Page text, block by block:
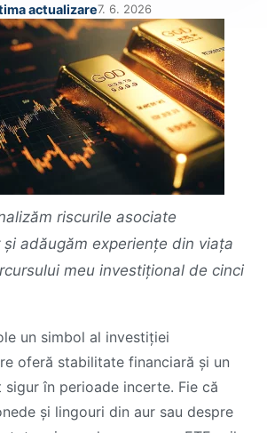
actualizare7. 6. 2026
riscurile asociate
adăugăm experiențe din viața
meu investițional de cinci
un simbol al investiției
oferă stabilitate financiară și un
în perioade incerte. Fie că
și lingouri din aur sau despre